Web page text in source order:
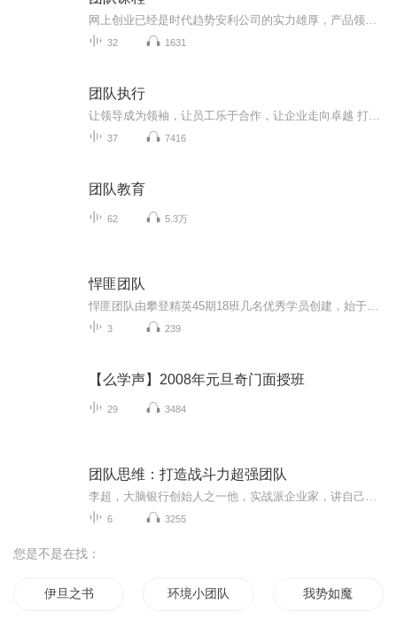
32 1631
团队执行
37 7416
团队教育
62 5.3万
悍匪团队
3 239
【么学声】2008年元旦奇门面授班
29 3484
团队思维：打造战斗力超强团队
6 3255
您是不是在找：
伊旦之书 环境小团队 我势如魔